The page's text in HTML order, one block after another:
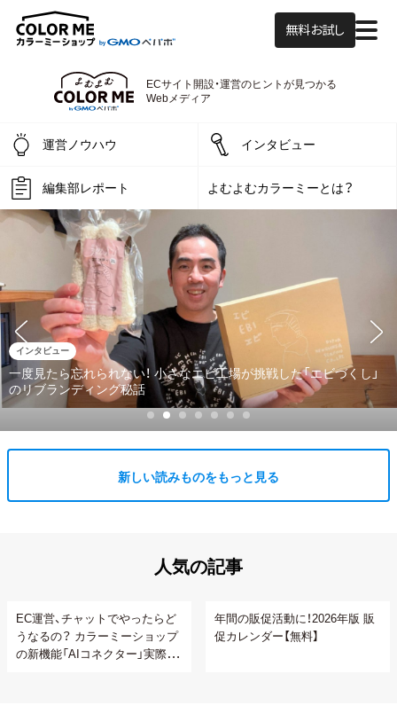
無料お試し
よむよむカラーミー
ECサイト開設・運営のヒントが見つかる
Webメディア
運営ノウハウ インタビュー
編集部レポート よむよむカラーミーとは？
インタビュー
一度見たら忘れられない！ 小さなエビ工場が挑戦した「エビづくし」
のリブランディング秘話
新しい読みものをもっと見る
人気の記事
EC運営、チャットでやったらど
うなるの？ カラーミーショップ
の新機能「AIコネクター」実際に
年間の販促活動に！2026年版 販
促カレンダー【無料】